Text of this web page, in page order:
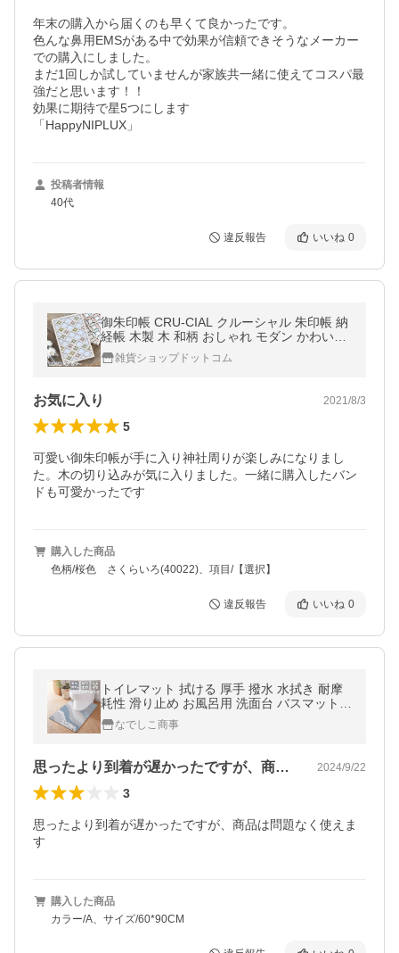
年末の購入から届くのも早くて良かったです。
色んな鼻用EMSがある中で効果が信頼できそうなメーカー
での購入にしました。
まだ1回しか試していませんが家族共一緒に使えてコスパ最
強だと思います！！
効果に期待で星5つにします
「HappyNIPLUX」
投稿者情報
40代
違反報告 いいね 0
御朱印帳 CRU-CIAL クルーシャル 朱印帳 納
経帳 木製 木 和柄 おしゃれ モダン かわいい
CRU-御朱印帳 ご朱印帳 日本製 蛇腹 ジャバ
ラ お寺 神社
雑貨ショップドットコム
お気に入り 2021/8/3
5
可愛い御朱印帳が手に入り神社周りが楽しみになりまし
た。木の切り込みが気に入りました。一緒に購入したバン
ドも可愛かったです
購入した商品
色柄/桜色 さくらいろ(40022)、項目/【選択】
違反報告 いいね 0
トイレマット 拭ける 厚手 撥水 水拭き 耐摩
耗性 滑り止め お風呂用 洗面台 バスマット
足ふきマット おしゃれ 60ｘ90cm
なでしこ商事
思ったより到着が遅かったですが、商品は… 2024/9/22
3
思ったより到着が遅かったですが、商品は問題なく使えま
す
購入した商品
カラー/A、サイズ/60*90CM